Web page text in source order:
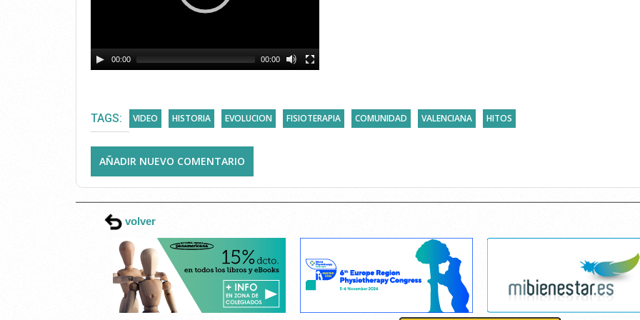
00:00 00:00
TAGS: VIDEO HISTORIA EVOLUCION FISIOTERAPIA COMUNIDAD VALENCIANA HITOS
AÑADIR NUEVO COMENTARIO
volver
Cancelar consentimiento cookies